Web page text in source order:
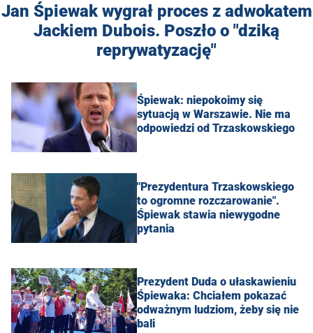
Jan Śpiewak wygrał proces z adwokatem
Jackiem Dubois. Poszło o "dziką
reprywatyzację"
Śpiewak: niepokoimy się
sytuacją w Warszawie. Nie ma
odpowiedzi od Trzaskowskiego
"Prezydentura Trzaskowskiego
to ogromne rozczarowanie".
Śpiewak stawia niewygodne
pytania
Prezydent Duda o ułaskawieniu
Śpiewaka: Chciałem pokazać
odważnym ludziom, żeby się nie
bali